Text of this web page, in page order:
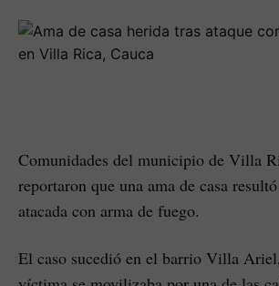
Comunidades del municipio de Villa
reportaron que una ama de casa
atacada con arma de fuego.
El caso sucedió en el barrio Villa